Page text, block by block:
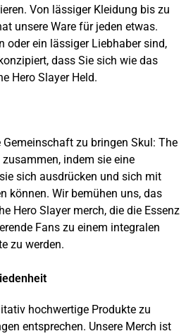
Von lässiger Kleidung bis zu
unsere Ware für jeden etwas.
oder ein lässiger Liebhaber sind,
dass Sie sich wie das
Hero Slayer Held.
Gemeinschaft zu bringen Skul: The
indem sie eine
sich ausdrücken und sich mit
können. Wir bemühen uns, das
Hero Slayer merch, die die Essenz
Fans zu einem integralen
zu werden.
hochwertige Produkte zu
entsprechen. Unsere Merch ist